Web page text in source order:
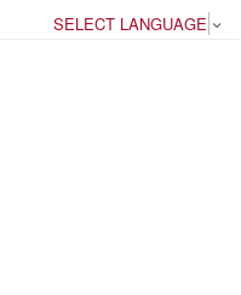
SELECT LANGUAGE